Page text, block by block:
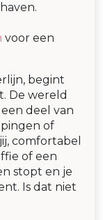
voor een
begint
De wereld
deel van
of
comfortabel
of een
stopt en je
Is dat niet